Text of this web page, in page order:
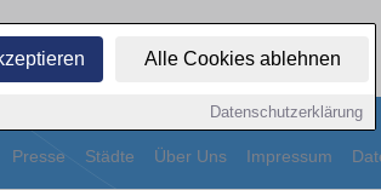
Alle Cookies ablehnen
Datenschutzerklärung
Presse Städte Über Uns Impressum